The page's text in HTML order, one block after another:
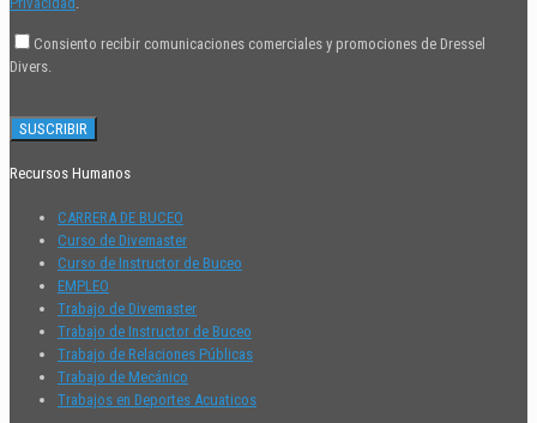
Consiento recibir comunicaciones comerciales y promociones de Dressel
Divers.
Recursos Humanos
CARRERA DE BUCEO
Curso de Divemaster
Curso de Instructor de Buceo
EMPLEO
Trabajo de Divemaster
Trabajo de Instructor de Buceo
Trabajo de Relaciones Públicas
Trabajo de Mecánico
Trabajos en Deportes Acuaticos